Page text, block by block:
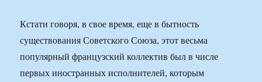
Кстати говоря, в свое время, еще в бытность
существования Советского Союза, этот весьма
популярный французский коллектив был в числе
первых иностранных исполнителей, которым